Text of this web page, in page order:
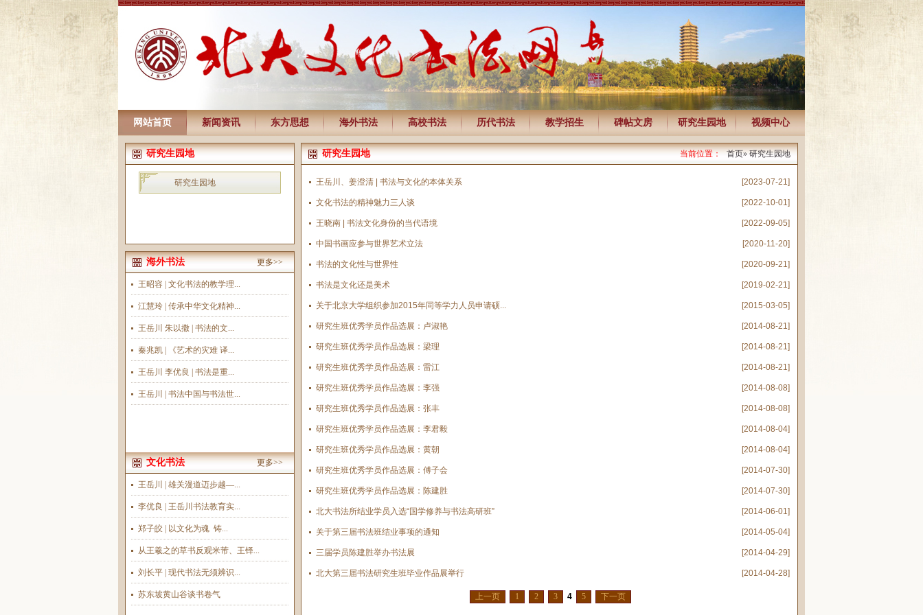
网站首页 新闻资讯 东方思想 海外书法 高校书法 历代书法 教学招生 碑帖文房 研究生园地 视频中心
研究生园地
研究生园地
海外书法 更多>>
王昭容 | 文化书法的教学理...
江慧玲 | 传承中华文化精神...
王岳川 朱以撒 | 书法的文...
秦兆凯 | 《艺术的灾难 译...
王岳川 李优良 | 书法是重...
王岳川 | 书法中国与书法世...
文化书法 更多>>
王岳川 | 雄关漫道迈步越—...
李优良 | 王岳川书法教育实...
郑子皎 | 以文化为魂 铸...
从王羲之的草书反观米芾、王铎...
刘长平 | 现代书法无须辨识...
苏东坡黄山谷谈书卷气
研究生园地 当前位置： 首页» 研究生园地
王岳川、姜澄清 | 书法与文化的本体关系 [2023-07-21]
文化书法的精神魅力三人谈 [2022-10-01]
王晓南 | 书法文化身份的当代语境 [2022-09-05]
中国书画应参与世界艺术立法 [2020-11-20]
书法的文化性与世界性 [2020-09-21]
书法是文化还是美术 [2019-02-21]
关于北京大学组织参加2015年同等学力人员申请硕... [2015-03-05]
研究生班优秀学员作品选展：卢淑艳 [2014-08-21]
研究生班优秀学员作品选展：梁理 [2014-08-21]
研究生班优秀学员作品选展：雷江 [2014-08-21]
研究生班优秀学员作品选展：李强 [2014-08-08]
研究生班优秀学员作品选展：张丰 [2014-08-08]
研究生班优秀学员作品选展：李君毅 [2014-08-04]
研究生班优秀学员作品选展：黄朝 [2014-08-04]
研究生班优秀学员作品选展：傅子会 [2014-07-30]
研究生班优秀学员作品选展：陈建胜 [2014-07-30]
北大书法所结业学员入选“国学修养与书法高研班” [2014-06-01]
关于第三届书法班结业事项的通知 [2014-05-04]
三届学员陈建胜举办书法展 [2014-04-29]
北大第三届书法研究生班毕业作品展举行 [2014-04-28]
上一页 1 2 3 4 5 下一页